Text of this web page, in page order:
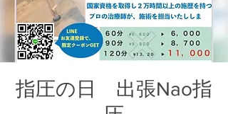
指圧の日 出張Nao指